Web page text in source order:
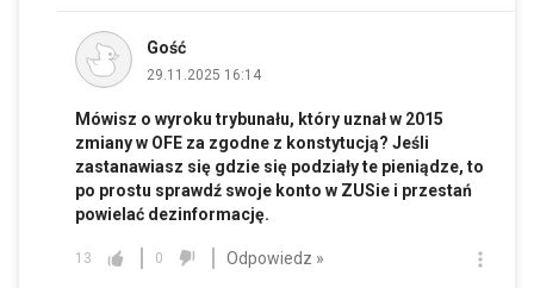
Gość
29.11.2025 16:14
Mówisz o wyroku trybunału, który uznał w 2015
zmiany w OFE za zgodne z konstytucją? Jeśli
zastanawiasz się gdzie się podziały te pieniądze, to
po prostu sprawdź swoje konto w ZUSie i przestań
powielać dezinformację.
13 0 Odpowiedz »